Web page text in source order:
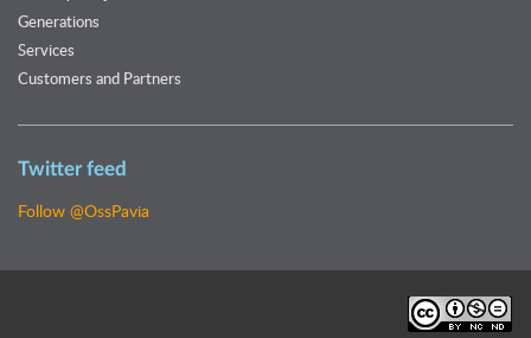
Generations
Services
Customers and Partners
Twitter feed
Follow @OssPavia